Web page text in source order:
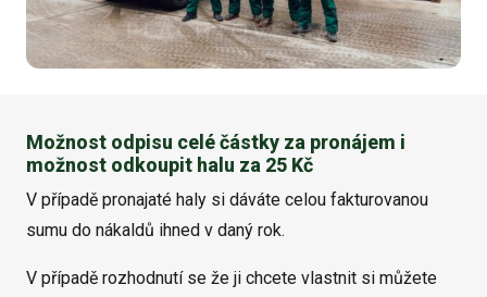
Možnost odpisu celé částky za pronájem i
možnost odkoupit halu za 25 Kč
V případě pronajaté haly si dáváte celou fakturovanou
sumu do nákaldů ihned v daný rok.
V případě rozhodnutí se že ji chcete vlastnit si můžete